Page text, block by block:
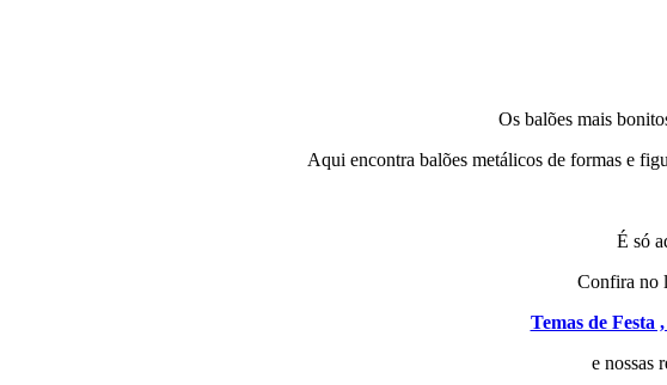
Os balões mais
Aqui encontra balões metálicos de formas e
É só
Confira no
Temas de Festa ,
e nossas